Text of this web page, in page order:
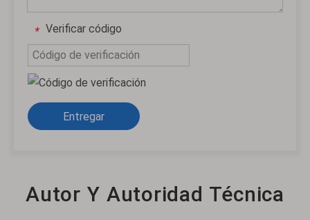
* Verificar código
Entregar
Autor Y Autoridad Técnica